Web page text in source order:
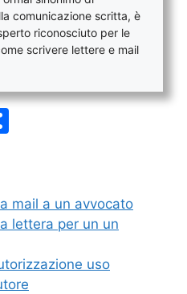
comunicazione scritta, è
riconosciuto per le
scrivere lettere e mail
di
vi
mail a un avvocato
lettera per un un
uso